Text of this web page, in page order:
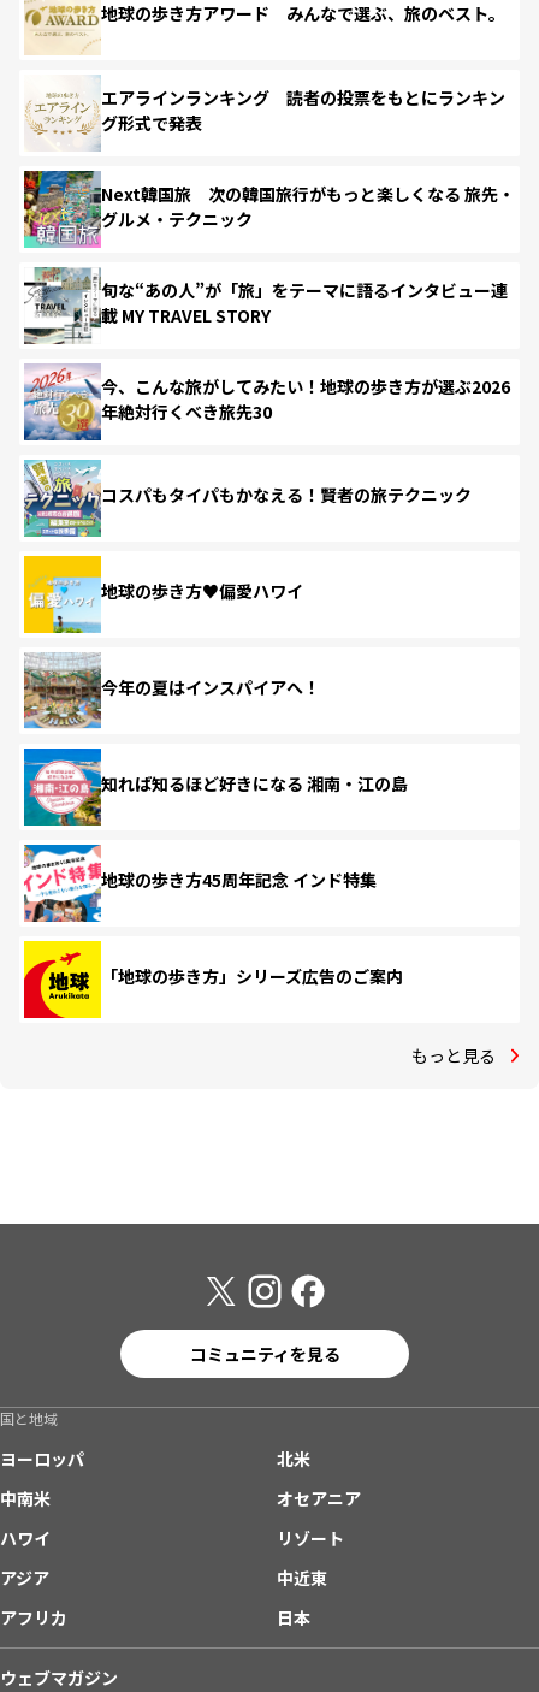
地球の歩き方アワード みんなで選ぶ、旅のベスト。
エアラインランキング 読者の投票をもとにランキン
グ形式で発表
Next韓国旅 次の韓国旅行がもっと楽しくなる 旅先・
グルメ・テクニック
旬な“あの人”が「旅」をテーマに語るインタビュー連
載 MY TRAVEL STORY
今、こんな旅がしてみたい！地球の歩き方が選ぶ2026
年絶対行くべき旅先30
コスパもタイパもかなえる！賢者の旅テクニック
地球の歩き方♥偏愛ハワイ
今年の夏はインスパイアへ！
知れば知るほど好きになる 湘南・江の島
地球の歩き方45周年記念 インド特集
「地球の歩き方」シリーズ広告のご案内
もっと見る
コミュニティを見る
国と地域
ヨーロッパ
北米
中南米
オセアニア
ハワイ
リゾート
アジア
中近東
アフリカ
日本
ウェブマガジン